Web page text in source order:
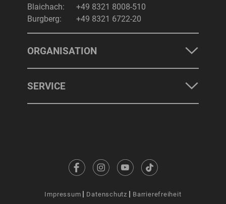
Blaichach:
+49 8321 8008-510
Burgberg:
+49 8321 6722-20
ORGANISATION
SERVICE
Impressum Datenschutz Barrierefreiheit